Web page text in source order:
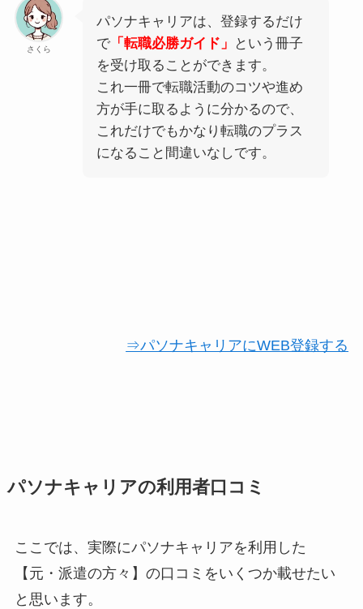
さくら
パソナキャリアは、登録するだけ
で「転職必勝ガイド」
という冊子
を受け取ることができます。
これ一冊で転職活動のコツや進め
方が手に取るように分かるので、
これだけでもかなり転職のプラス
になること間違いなしです。
⇒パソナキャリアにWEB登録する
パソナキャリアの利用者口コミ
ここでは、実際にパソナキャリアを利用した
【元・派遣の方々】の口コミをいくつか載せたい
と思います。